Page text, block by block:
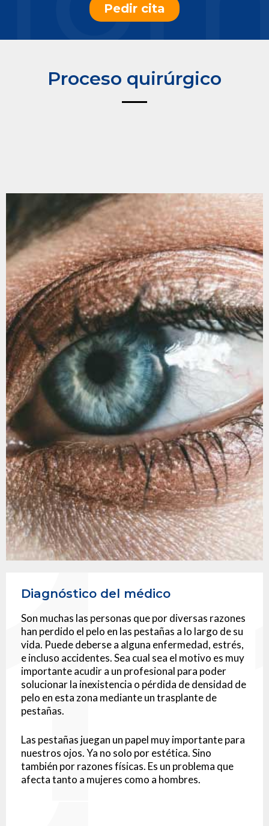
Pedir cita
Proceso quirúrgico
Diagnóstico del médico
Son muchas las personas que por diversas razones
han perdido el pelo en las pestañas a lo largo de su
vida. Puede deberse a alguna enfermedad, estrés,
e incluso accidentes. Sea cual sea el motivo es muy
importante acudir a un profesional para poder
solucionar la inexistencia o pérdida de densidad de
pelo en esta zona mediante un trasplante de
pestañas.
Las pestañas juegan un papel muy importante para
nuestros ojos. Ya no solo por estética. Sino
también por razones físicas. Es un problema que
afecta tanto a mujeres como a hombres.